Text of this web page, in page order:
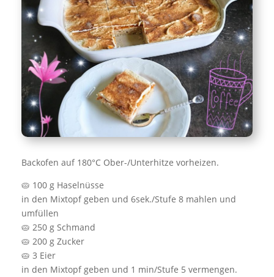
Backofen auf 180°C Ober-/Unterhitze vorheizen.
🥧 100 g Haselnüsse
in den Mixtopf geben und 6sek./Stufe 8 mahlen und
umfüllen
🥧 250 g Schmand
🥧 200 g Zucker
🥧 3 Eier
in den Mixtopf geben und 1 min/Stufe 5 vermengen.